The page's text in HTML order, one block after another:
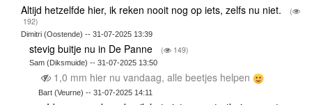
Altijd hetzelfde hier, ik reken nooit nog op iets, zelfs nu niet.
(
192)
Dimitri (Oostende) -- 31-07-2025 13:39
stevig buitje nu in De Panne ( 149)
Sam (Diksmuide) -- 31-07-2025 13:50
1,0 mm hier nu vandaag, alle beetjes helpen
Bart (Veurne) -- 31-07-2025 14:11